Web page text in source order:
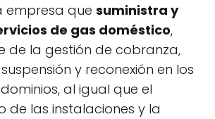
empresa que suministra y
de gas doméstico,
de la gestión de cobranza,
y reconexión en los
al igual que el
de las instalaciones y la